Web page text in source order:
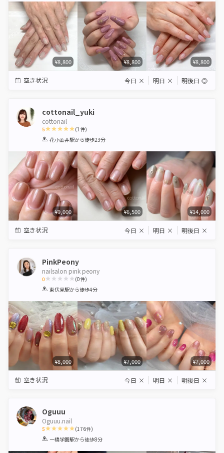
¥8,800 ¥8,800 ¥8,800
空き状況 今日 × 明日 × 明後日 ◎
cottonail_yuki
cottonail
5
1 2 3 4 5
(1件)
花小金井駅から徒歩23分
¥9,000 ¥6,500 ¥14,000
空き状況 今日 × 明日 × 明後日 ×
PinkPeony
nailsalon pink peony
0
1 2 3 4 5
(0件)
東伏見駅から徒歩4分
¥8,000 ¥7,000 ¥7,000
空き状況 今日 × 明日 × 明後日 ×
Oguuu
Oguuu.nail
5
1 2 3 4 5
(176件)
一橋学園駅から徒歩8分